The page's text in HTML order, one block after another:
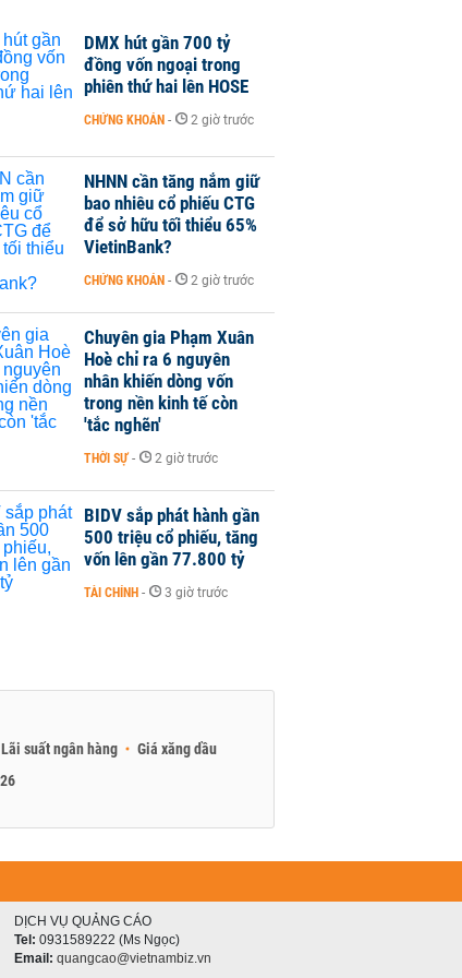
DMX hút gần 700 tỷ
đồng vốn ngoại trong
phiên thứ hai lên HOSE
CHỨNG KHOÁN - 2 giờ trước
NHNN cần tăng nắm giữ
bao nhiêu cổ phiếu CTG
để sở hữu tối thiểu 65%
VietinBank?
CHỨNG KHOÁN - 2 giờ trước
Chuyên gia Phạm Xuân
Hoè chỉ ra 6 nguyên
nhân khiến dòng vốn
trong nền kinh tế còn
'tắc nghẽn'
THỜI SỰ - 2 giờ trước
BIDV sắp phát hành gần
500 triệu cổ phiếu, tăng
vốn lên gần 77.800 tỷ
TÀI CHÍNH - 3 giờ trước
Lãi suất ngân hàng
Giá xăng dầu
DỊCH VỤ QUẢNG CÁO
Tel: 0931589222 (Ms Ngọc)
Email: quangcao@vietnambiz.vn